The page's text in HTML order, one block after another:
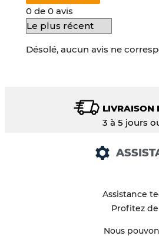
0 de 0 avis
Désolé, aucun avis ne
LIVRAISON
3 à 5 jours
Assistance
Profitez
Nous